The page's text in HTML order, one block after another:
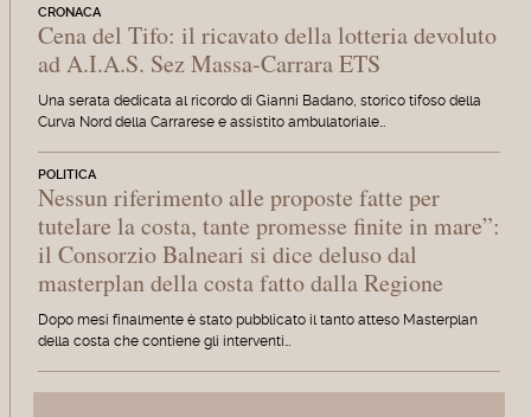
CRONACA
Cena del Tifo: il ricavato della lotteria devoluto
ad A.I.A.S. Sez Massa-Carrara ETS
Una serata dedicata al ricordo di Gianni Badano, storico tifoso della
Curva Nord della Carrarese e assistito ambulatoriale…
POLITICA
Nessun riferimento alle proposte fatte per
tutelare la costa, tante promesse finite in mare”:
il Consorzio Balneari si dice deluso dal
masterplan della costa fatto dalla Regione
Dopo mesi finalmente è stato pubblicato il tanto atteso Masterplan
della costa che contiene gli interventi…